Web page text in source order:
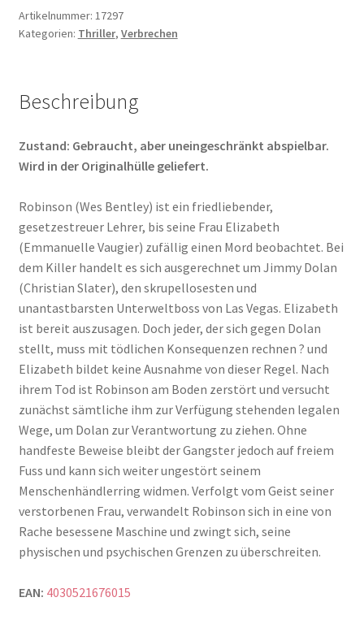
Artikelnummer: 17297
Kategorien: Thriller, Verbrechen
Beschreibung
Zustand: Gebraucht, aber uneingeschränkt abspielbar.
Wird in der Originalhülle geliefert.
Robinson (Wes Bentley) ist ein friedliebender,
gesetzestreuer Lehrer, bis seine Frau Elizabeth
(Emmanuelle Vaugier) zufällig einen Mord beobachtet. Bei
dem Killer handelt es sich ausgerechnet um Jimmy Dolan
(Christian Slater), den skrupellosesten und
unantastbarsten Unterweltboss von Las Vegas. Elizabeth
ist bereit auszusagen. Doch jeder, der sich gegen Dolan
stellt, muss mit tödlichen Konsequenzen rechnen ? und
Elizabeth bildet keine Ausnahme von dieser Regel. Nach
ihrem Tod ist Robinson am Boden zerstört und versucht
zunächst sämtliche ihm zur Verfügung stehenden legalen
Wege, um Dolan zur Verantwortung zu ziehen. Ohne
handfeste Beweise bleibt der Gangster jedoch auf freiem
Fuss und kann sich weiter ungestört seinem
Menschenhändlerring widmen. Verfolgt vom Geist seiner
verstorbenen Frau, verwandelt Robinson sich in eine von
Rache besessene Maschine und zwingt sich, seine
physischen und psychischen Grenzen zu überschreiten.
EAN: 4030521676015